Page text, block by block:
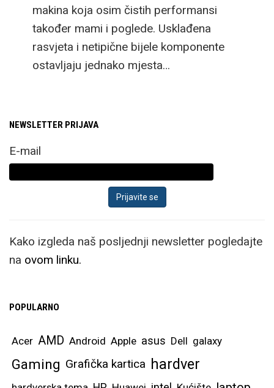
makina koja osim čistih performansi
također mami i poglede. Usklađena
rasvjeta i netipične bijele komponente
ostavljaju jednako mjesta…
NEWSLETTER PRIJAVA
E-mail
Kako izgleda naš posljednji newsletter pogledajte
na ovom linku.
POPULARNO
Acer AMD Android Apple asus Dell galaxy
Gaming Grafička kartica hardver